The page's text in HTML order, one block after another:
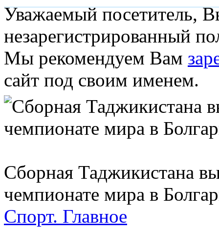
Уважаемый посетитель,
незарегистрированный
Мы рекомендуем Вам
сайт под своим именем.
Сборная Таджикистана
чемпионате мира в
Спорт. Главное